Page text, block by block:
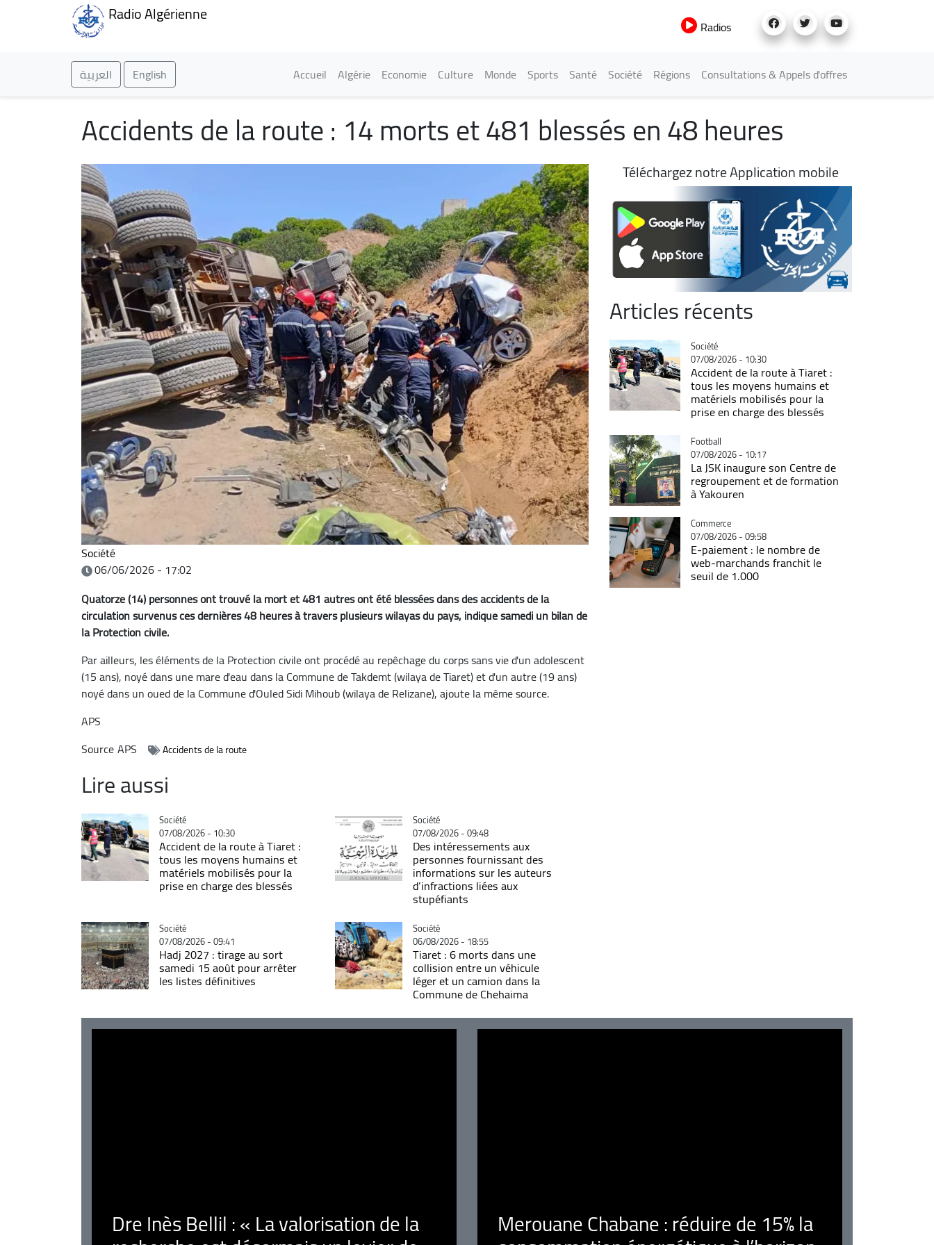
Radio Algérienne
Radios
العربية English Main navigation
Accueil Algérie Economie Culture Monde Sports Santé Société Régions Consultations & Appels d'offres
Accidents de la route : 14 morts et 481 blessés en 48 heures
Société
06/06/2026 - 17:02
Quatorze (14) personnes ont trouvé la mort et 481 autres ont été blessées dans des accidents de la
circulation survenus ces dernières 48 heures à travers plusieurs wilayas du pays, indique samedi un bilan de
la Protection civile.
Par ailleurs, les éléments de la Protection civile ont procédé au repêchage du corps sans vie d'un adolescent
(15 ans), noyé dans une mare d'eau dans la Commune de Takdemt (wilaya de Tiaret) et d'un autre (19 ans)
noyé dans un oued de la Commune d'Ouled Sidi Mihoub (wilaya de Relizane), ajoute la même source.
APS
SourceAPS Accidents de la route
Lire aussi
Catégorie
Société
07/08/2026 - 10:30
Accident de la route à Tiaret :
tous les moyens humains et
matériels mobilisés pour la
prise en charge des blessés
Catégorie
Société
07/08/2026 - 09:48
Des intéressements aux
personnes fournissant des
informations sur les auteurs
d’infractions liées aux
stupéfiants
Catégorie
Société
07/08/2026 - 09:41
Hadj 2027 : tirage au sort
samedi 15 août pour arrêter
les listes définitives
Catégorie
Société
06/08/2026 - 18:55
Tiaret : 6 morts dans une
collision entre un véhicule
léger et un camion dans la
Commune de Chehaima
Téléchargez notre Application mobile
Articles récents
Catégorie
Société
07/08/2026 - 10:30
Accident de la route à Tiaret :
tous les moyens humains et
matériels mobilisés pour la
prise en charge des blessés
Catégorie
Football
07/08/2026 - 10:17
La JSK inaugure son Centre de
regroupement et de formation
à Yakouren
Catégorie
Commerce
07/08/2026 - 09:58
E-paiement : le nombre de
web-marchands franchit le
seuil de 1.000
Dre Inès Bellil : « La valorisation de la Merouane Chabane : réduire de 15% la